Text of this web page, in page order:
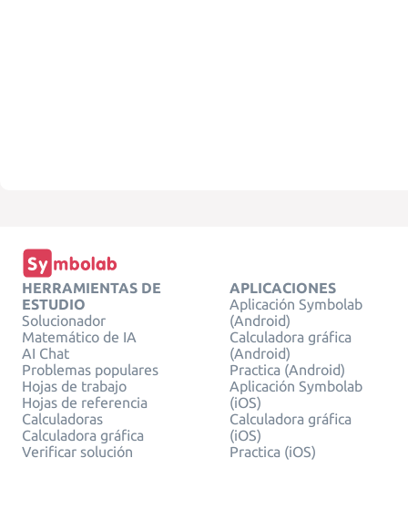
HERRAMIENTAS DE
ESTUDIO
Solucionador
Matemático de IA
AI Chat
Problemas populares
Hojas de trabajo
Hojas de referencia
Calculadoras
Calculadora gráfica
Verificar solución
APLICACIONES
Aplicación Symbolab
(Android)
Calculadora gráfica
(Android)
Practica (Android)
Aplicación Symbolab
(iOS)
Calculadora gráfica
(iOS)
Practica (iOS)